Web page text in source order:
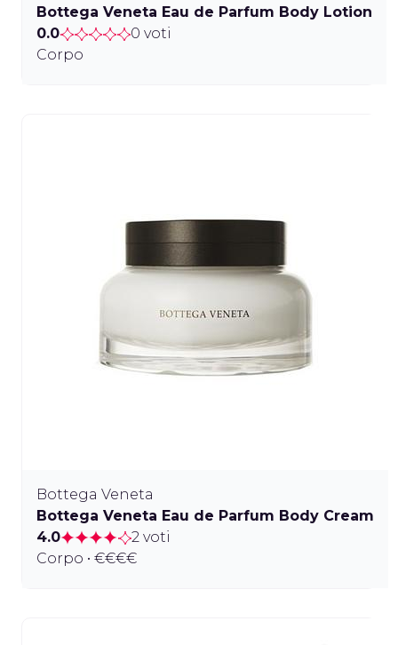
Bottega Veneta Eau de Parfum Body Lotion
0.0
0 voti
Corpo
Bottega Veneta
Bottega Veneta Eau de Parfum Body Cream
4.0
2 voti
Corpo • €€€€